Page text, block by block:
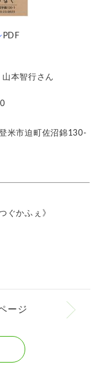
PDF
本智行さん
米市迫町佐沼錦130-
ぐかふぇ》
ージ